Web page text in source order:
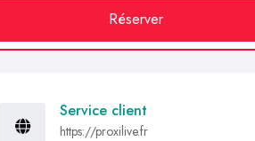
Réserver
Service client
https://proxilive.fr